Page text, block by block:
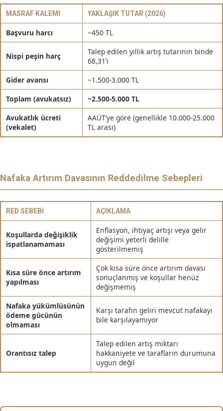
MASRAF KALEMI YAKLAŞIK TUTAR (2026)
Başvuru harcı ~450 TL
Nispi peşin harç
Talep edilen yıllık artış tutarının binde
68,31’i
Gider avansı
~1.500-3.000 TL
Toplam (avukatsız)
~2.500-5.000 TL
Avukatlık ücreti
(vekalet)
AAÜT’ye göre (genellikle 10.000-25.000
TL arası)
Nafaka Artırım Davasının Reddedilme Sebepleri
RED SEBEBI AÇIKLAMA
Koşullarda değişiklik
ispatlanamaması
Enflasyon, ihtiyaç artışı veya gelir
değişimi yeterli delille
gösterilmemiş
Kısa süre önce artırım
yapılması
Çok kısa süre önce artırım davası
sonuçlanmış ve koşullar henüz
değişmemiş
Nafaka yükümlüsünün
ödeme gücünün
olmaması
Karşı tarafın geliri mevcut nafakayı
bile karşılayamıyor
Orantısız talep
Talep edilen artış miktarı
hakkaniyete ve tarafların durumuna
uygun değil